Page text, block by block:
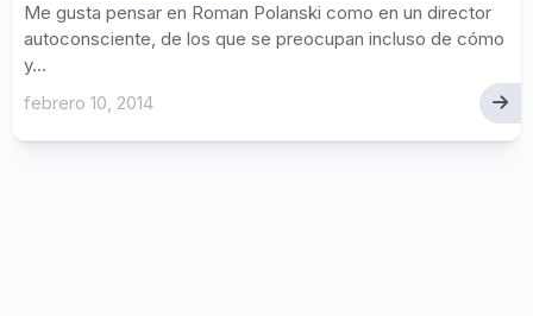
Me gusta pensar en Roman Polanski como en un director
autoconsciente, de los que se preocupan incluso de cómo
y...
febrero 10, 2014